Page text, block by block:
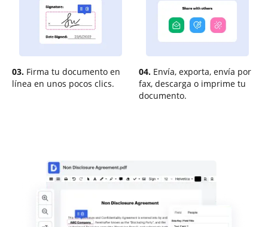
03. Firma tu documento en
línea en unos pocos clics.
04. Envía, exporta, envía por
fax, descarga o imprime tu
documento.